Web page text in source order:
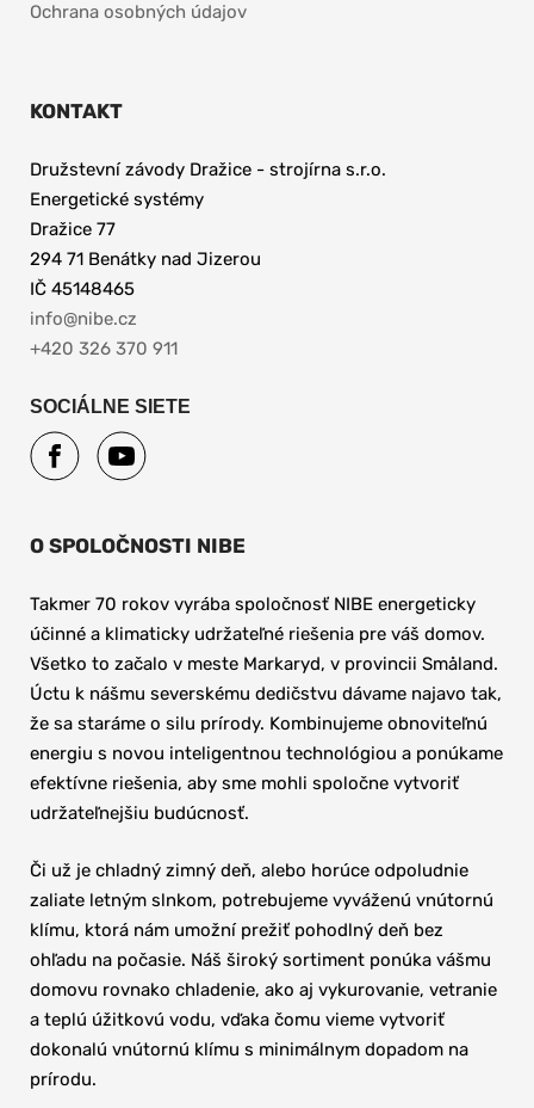
O SPOLOČNOSTI NIBE
Takmer 70 rokov vyrába spoločnosť NIBE energeticky
účinné a klimaticky udržateľné riešenia pre váš domov.
Všetko to začalo v meste Markaryd, v provincii Småland.
Úctu k nášmu severskému dedičstvu dávame najavo tak,
že sa staráme o silu prírody. Kombinujeme obnoviteľnú
energiu s novou inteligentnou technológiou a ponúkame
efektívne riešenia, aby sme mohli spoločne vytvoriť
udržateľnejšiu budúcnosť.
Či už je chladný zimný deň, alebo horúce odpoludnie
zaliate letným slnkom, potrebujeme vyváženú vnútornú
klímu, ktorá nám umožní prežiť pohodlný deň bez
ohľadu na počasie. Náš široký sortiment ponúka vášmu
domovu rovnako chladenie, ako aj vykurovanie, vetranie
a teplú úžitkovú vodu, vďaka čomu vieme vytvoriť
dokonalú vnútornú klímu s minimálnym dopadom na
prírodu.
Ochrana osobných údajov
KONTAKT
Družstevní závody Dražice - strojírna s.r.o.
Energetické systémy
Dražice 77
294 71 Benátky nad Jizerou
IČ 45148465
info@nibe.cz
+420 326 370 911
SOCIÁLNE SIETE